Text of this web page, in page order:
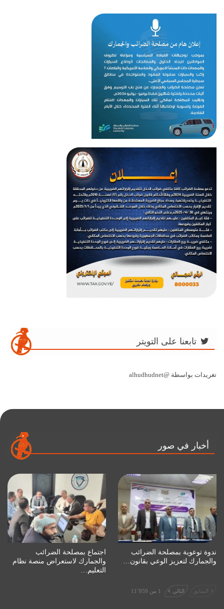
تابعنا على التويتر
تغريدات بواسطة @alhudhudnet
أخبار في صور
ندوة توعوية بمصلحة الضرائب
والجمارك لتعزيز الوعي بقانون…
اجتماع بمصلحة الضرائب
والجمارك لاستعراض منصة نظام
التعليم…
السابق التالي 1 من 11٬859